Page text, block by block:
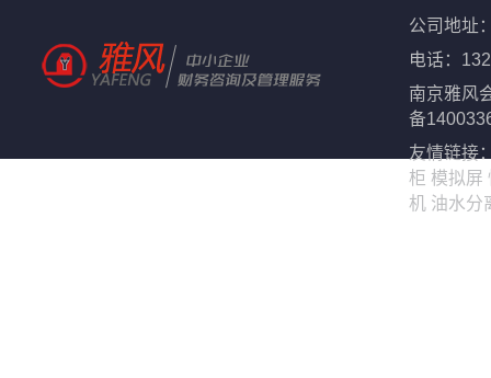
公司地址
电话：
南京雅风
备
友情链接
柜 模拟屏
机 油水分